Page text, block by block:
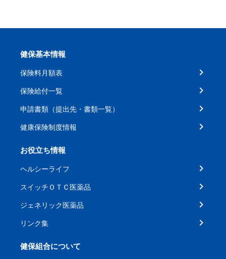
健保基本情報
保険料月額表
保険給付一覧
申請書類（提出先・書類一覧）
健康保険制度情報
お役立ち情報
ヘルシーライフ
スイッチＯＴＣ医薬品
ジェネリック医薬品
リンク集
健保組合について